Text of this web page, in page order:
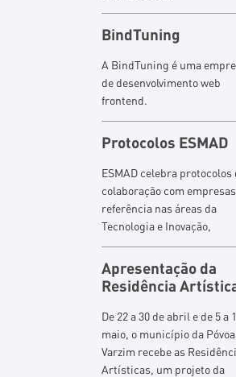
BindTuning
A BindTuning é uma
de desenvolvimento web
frontend.
Protocolos ESMAD
ESMAD celebra protocolos
colaboração com
referência nas áreas da
Tecnologia e Inovação,
Apresentação da
Residência
De 22 a 30 de abril e de 5 a
maio, o município da
Varzim recebe as
Artísticas, um projeto da